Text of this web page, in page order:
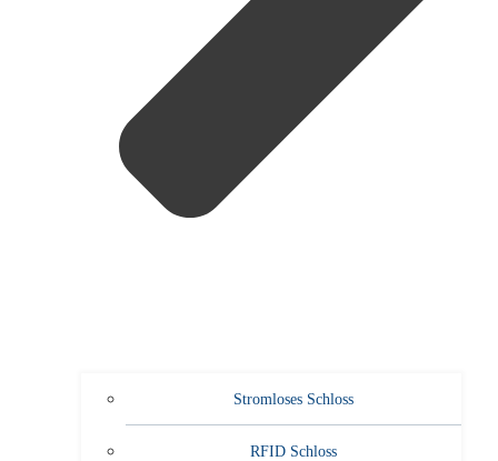
Stromloses Schloss
RFID Schloss